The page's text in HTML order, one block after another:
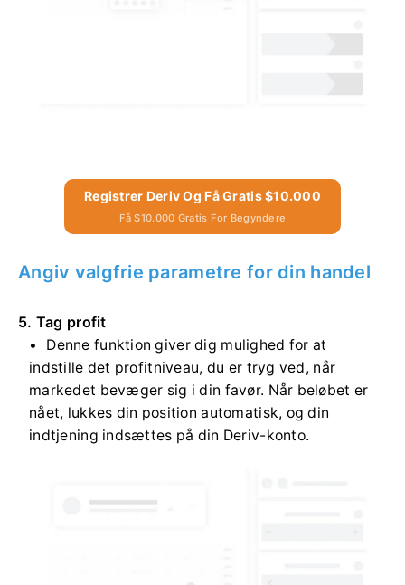
Registrer Deriv Og Få Gratis $10.000
Få $10.000 Gratis For Begyndere
Angiv valgfrie parametre for din handel
5. Tag profit
Denne funktion giver dig mulighed for at
indstille det profitniveau, du er tryg ved, når
markedet bevæger sig i din favør. Når beløbet er
nået, lukkes din position automatisk, og din
indtjening indsættes på din Deriv-konto.